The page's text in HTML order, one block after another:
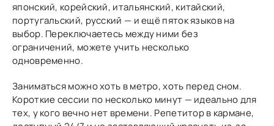
японский, корейский, итальянский, китайский,
португальский, русский — и ещё пяток языков на
выбор. Переключаетесь между ними без
ограничений, можете учить несколько
одновременно.
Заниматься можно хоть в метро, хоть перед сном.
Короткие сессии по несколько минут — идеально для
тех, у кого вечно нет времени. Репетитор в кармане,